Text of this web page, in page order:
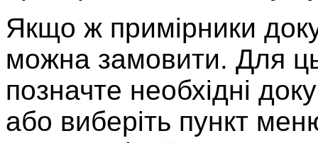
Якщо ж примірники
можна замовити. Для
позначте необхідні
або виберіть пункт